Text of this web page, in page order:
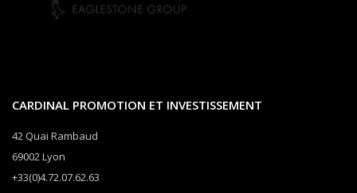
CARDINAL PROMOTION ET INVESTISSEMENT
42 Quai Rambaud
69002 Lyon
+33(0)4.72.07.62.63